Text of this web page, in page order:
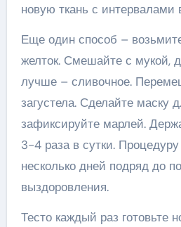
новую ткань с интервалами
Еще один способ –
желток. Смешайте с мукой,
лучше – сливочное.
загустела. Сделайте маску
зафиксируйте марлей.
3-4 раза в сутки.
несколько дней подряд до
выздоровления.
Тесто каждый раз готовьте